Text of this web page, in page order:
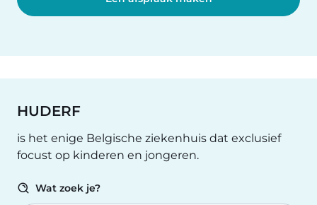
HUDERF
is het enige Belgische ziekenhuis dat exclusief
focust op kinderen en jongeren.
Wat zoek je?